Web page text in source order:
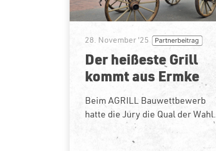
28. November '25
Der heißeste Grill
kommt aus Ermke
Beim AGRILL Bauwettbewerb
hatte die Jury die Qual der Wahl.